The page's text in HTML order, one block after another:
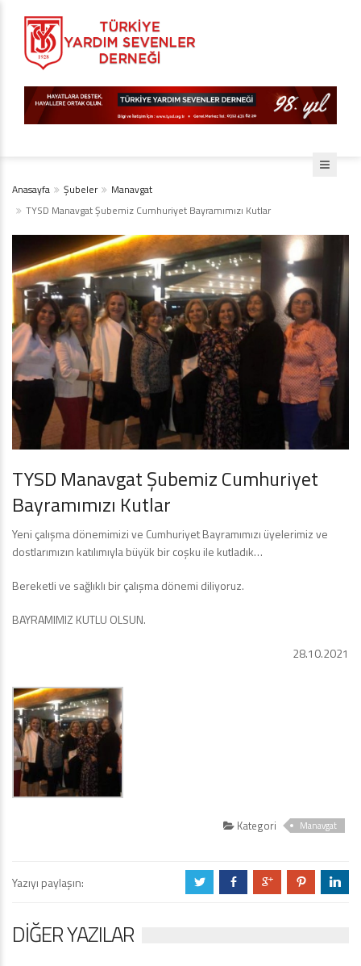
Anasayfa Şubeler
Manavgat
TYSD Manavgat Şubemiz Cumhuriyet Bayramımızı Kutlar
TYSD Manavgat Şubemiz Cumhuriyet
Bayramımızı Kutlar
Yeni çalışma dönemimizi ve Cumhuriyet Bayramımızı üyelerimiz ve
dostlarımızın katılımıyla büyük bir coşku ile kutladık…
Bereketli ve sağlıklı bir çalışma dönemi diliyoruz.
BAYRAMIMIZ KUTLU OLSUN.
28.10.2021
Kategori Manavgat
Yazıyı paylaşın: a b c d j
DIĞER YAZILAR